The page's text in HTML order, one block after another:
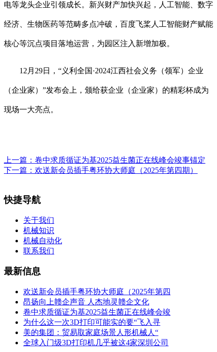
电等龙头企业引领成长。新兴财产加快兴起，人工智能、数字
经济、生物医药等范畴多点冲破，百度飞桨人工智能财产赋能
核心等沉点项目落地运营，为园区注入新增加极。
12月29日，“义利全国·2024江西社会义务（领军）企业
（企业家）”发布会上，颁给获企业（企业家）的精彩杯成为
现场一大亮点。
上一篇： 卷中求质循证为基2025益生菌正在线峰会竣事锚定
下一篇： 欢送新会员插手粤环协大师庭（2025年第四期）
快捷导航
关于我们
机械知识
机械自动化
联系我们
最新信息
欢送新会员插手粤环协大师庭（2025年第四
昂扬向上赣企声音 人杰地灵赣企文化
卷中求质循证为基2025益生菌正在线峰会竣
为什么这一次3D打印可能实的要“飞入寻
美的集团：贸易取家庭场景人形机械人“
全球入门级3D打印机几乎被这4家深圳公司